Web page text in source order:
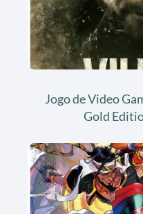
Jogo de Video
Gold